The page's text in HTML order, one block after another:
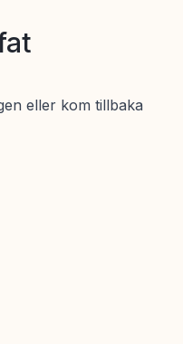
eller kom tillbaka